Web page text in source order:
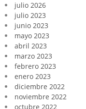
julio 2026
julio 2023
junio 2023
mayo 2023
abril 2023
marzo 2023
febrero 2023
enero 2023
diciembre 2022
noviembre 2022
octubre 2022